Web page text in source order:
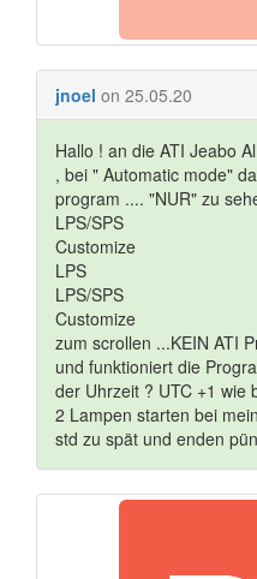
jnoel on 25.05.20
Hallo ! an die ATI Jeabo
, bei " Automatic mode"
program .... "NUR" zu
LPS/SPS
Customize
LPS
LPS/SPS
Customize
zum scrollen ...KEIN ATI
und funktioniert die
der Uhrzeit ? UTC +1 wie
2 Lampen starten bei
std zu spät und enden